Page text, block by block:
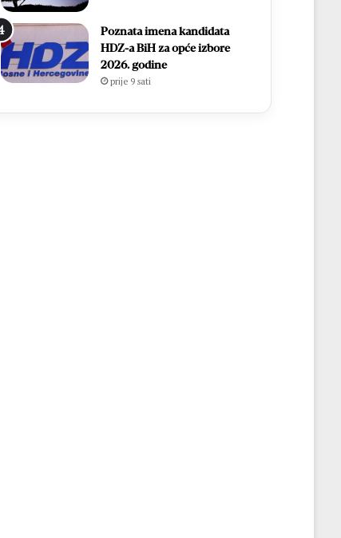
Poznata imena kandidata
HDZ-a BiH za opće izbore
2026. godine
prije 9 sati